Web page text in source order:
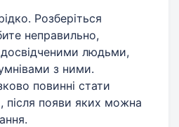
Розберіться
неправильно,
людьми,
з ними.
повинні стати
після появи яких можна